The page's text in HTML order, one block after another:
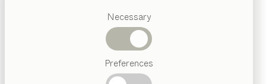
Necessary
Preferences
Unterschiedliche Metallfarben erweitern Ihre
individuellen Gestaltungsmöglichkeiten.